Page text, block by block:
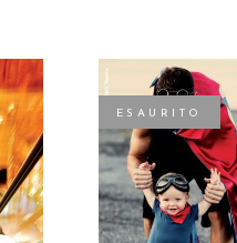
ESAURITO
LEGGI TUTTO